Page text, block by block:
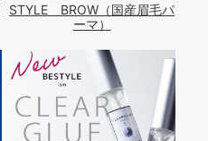
STYLE BROW（国産眉毛パ
ーマ）